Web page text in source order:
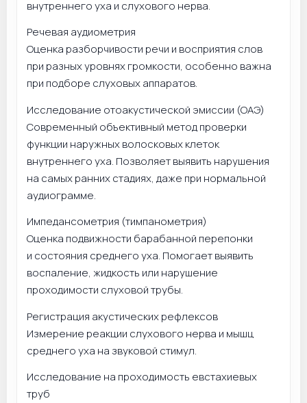
внутреннего уха и слухового нерва.
Речевая аудиометрия
Оценка разборчивости речи и восприятия слов
при разных уровнях громкости, особенно важна
при подборе слуховых аппаратов.
Исследование отоакустической эмиссии (ОАЭ)
Современный объективный метод проверки
функции наружных волосковых клеток
внутреннего уха. Позволяет выявить нарушения
на самых ранних стадиях, даже при нормальной
аудиограмме.
Импедансометрия (тимпанометрия)
Оценка подвижности барабанной перепонки
и состояния среднего уха. Помогает выявить
воспаление, жидкость или нарушение
проходимости слуховой трубы.
Регистрация акустических рефлексов
Измерение реакции слухового нерва и мышц
среднего уха на звуковой стимул.
Исследование на проходимость евстахиевых
труб